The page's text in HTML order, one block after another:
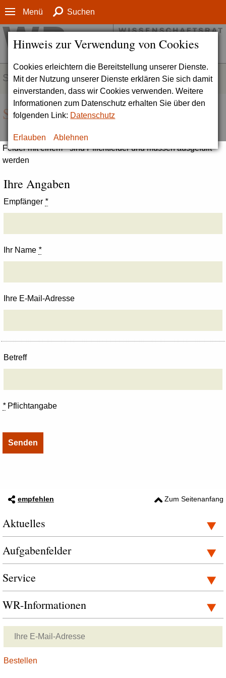
Hinweis zur Verwendung von Cookies
Cookies erleichtern die Bereitstellung unserer Dienste.
Mit der Nutzung unserer Dienste erklären Sie sich damit
einverstanden, dass wir Cookies verwenden. Weitere
Informationen zum Datenschutz erhalten Sie über den
folgenden Link: Datenschutz
Erlauben Ablehnen
Menü Suchen
SERVICE
Seite empfehlen
Felder mit einem * sind Pflichtfelder und müssen ausgefüllt
werden
Ihre Angaben
Empfänger *
Ihr Name *
Ihre E-Mail-Adresse
Betreff
*Pflichtangabe
empfehlen Zum Seitenanfang
Aktuelles
Aufgabenfelder
Service
WR-Informationen